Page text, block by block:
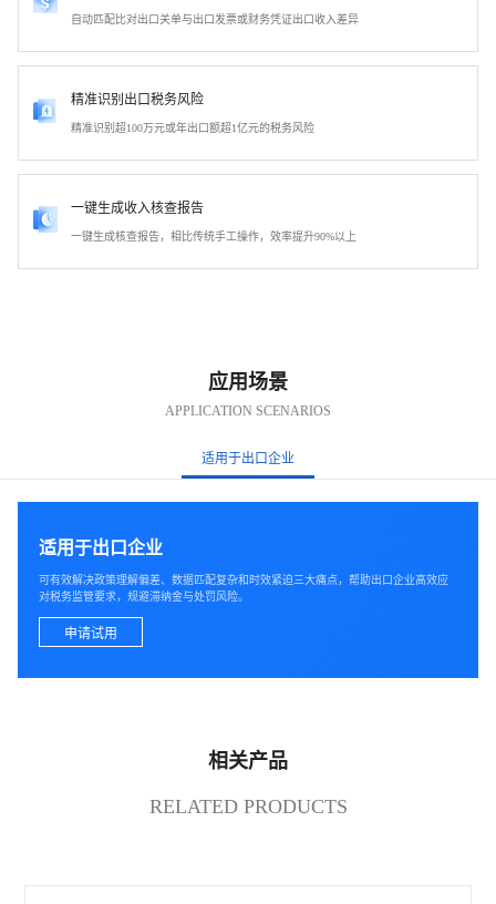
自动匹配比对出口关单与出口发票或财务凭证出口收入差异
精准识别出口税务风险
精准识别超100万元或年出口额超1亿元的税务风险
一键生成收入核查报告
一键生成核查报告，相比传统手工操作，效率提升90%以上
应用场景
APPLICATION SCENARIOS
适用于出口企业
适用于出口企业
可有效解决政策理解偏差、数据匹配复杂和时效紧迫三大痛点，帮助出口企业高效应
对税务监管要求，规避滞纳金与处罚风险。
申请试用
相关产品
RELATED PRODUCTS